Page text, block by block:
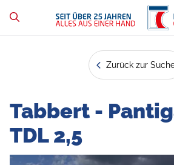
Zurück zur
Tabbert -
TDL 2,5